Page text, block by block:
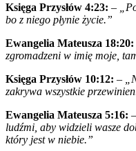
Księga Przysłów 4:23: –
bo z niego płynie życie.”
Ewangelia Mateusza 18:20:
zgromadzeni w imię moje,
Księga Przysłów 10:12: –
zakrywa wszystkie
Ewangelia Mateusza 5:16: –
ludźmi, aby widzieli wasze
który jest w niebie.”